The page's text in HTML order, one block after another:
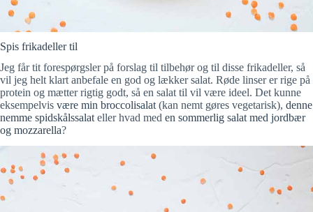
Spis frikadeller til
Jeg får tit forespørgsler på forslag til tilbehør og til disse frikadeller, så
vil jeg helt klart anbefale en god og lækker salat. Røde linser er rige på
protein og mætter rigtig godt, så en salat til vil være ideel. Det kunne
eksempelvis være min broccolisalat (kan nemt gøres vegetarisk), denne
nemme spidskålssalat eller hvad med en sommerlig salat med jordbær
og mozzarella?